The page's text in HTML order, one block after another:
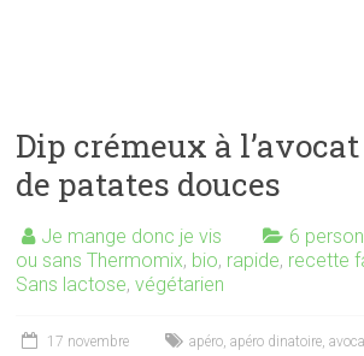
Dip crémeux à
de patates douces
Je mange donc je vis 6
ou sans Thermomix, bio, rapide, recette
Sans lactose,végétarien
17 novembre apéro,apéro dinatoire,